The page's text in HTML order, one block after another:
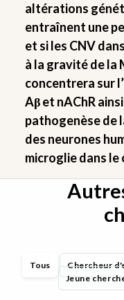
altérations
entraînent une
et si les CNV
à la gravité de la
concentrera sur
Aβ et nAChR
pathogenèse de
des neurones
microglie dans le
Tous Chercheur
Jeune